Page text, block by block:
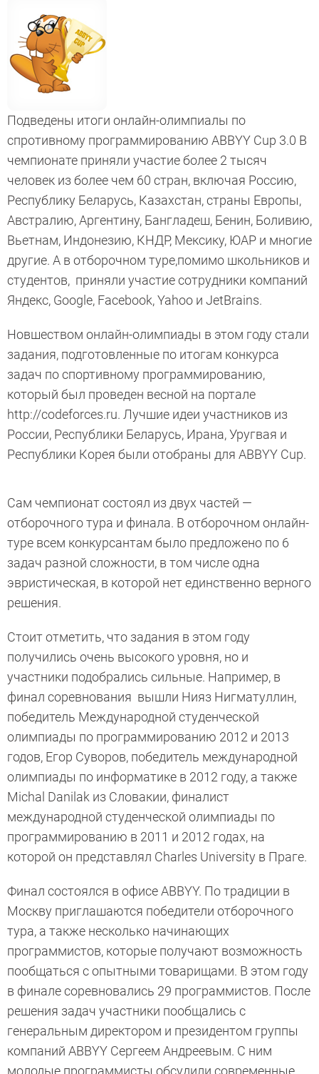
Подведены итоги онлайн-олимпиалы по
спротивному программированию ABBYY Cup 3.0 В
чемпионате приняли участие более 2 тысяч
человек из более чем 60 стран, включая Россию,
Республику Беларусь, Казахстан, страны Европы,
Австралию, Аргентину, Бангладеш, Бенин, Боливию,
Вьетнам, Индонезию, КНДР, Мексику, ЮАР и многие
другие. А в отборочном туре,помимо школьников и
студентов, приняли участие сотрудники компаний
Яндекс, Google, Facebook, Yahoo и JetBrains.
Новшеством онлайн-олимпиады в этом году стали
задания, подготовленные по итогам конкурса
задач по спортивному программированию,
который был проведен весной на портале
http://codeforces.ru. Лучшие идеи участников из
России, Республики Беларусь, Ирана, Уругвая и
Республики Корея были отобраны для ABBYY Cup.
Сам чемпионат состоял из двух частей —
отборочного тура и финала. В отборочном онлайн-
туре всем конкурсантам было предложено по 6
задач разной сложности, в том числе одна
эвристическая, в которой нет единственно верного
решения.
Стоит отметить, что задания в этом году
получились очень высокого уровня, но и
участники подобрались сильные. Например, в
финал соревнования вышли Нияз Нигматуллин,
победитель Международной студенческой
олимпиады по программированию 2012 и 2013
годов, Егор Суворов, победитель международной
олимпиады по информатике в 2012 году, а также
Michal Danilak из Словакии, финалист
международной студенческой олимпиады по
программированию в 2011 и 2012 годах, на
которой он представлял Charles University в Праге.
Финал состоялся в офисе ABBYY. По традиции в
Москву приглашаются победители отборочного
тура, а также несколько начинающих
программистов, которые получают возможность
пообщаться с опытными товарищами. В этом году
в финале соревновались 29 программистов. После
решения задач участники пообщались с
генеральным директором и президентом группы
компаний ABBYY Сергеем Андреевым. С ним